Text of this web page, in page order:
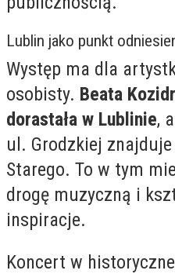
Lublin jako punkt
Występ ma dla
osobisty. Beata
dorastała w Lublinie,
ul. Grodzkiej
Starego. To w tym
drogę muzyczną i
inspiracje.
Koncert w